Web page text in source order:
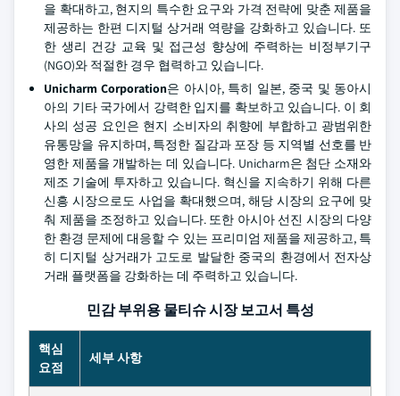
을 확대하고, 현지의 특수한 요구와 가격 전략에 맞춘 제품을
제공하는 한편 디지털 상거래 역량을 강화하고 있습니다. 또
한 생리 건강 교육 및 접근성 향상에 주력하는 비정부기구
(NGO)와 적절한 경우 협력하고 있습니다.
Unicharm Corporation은 아시아, 특히 일본, 중국 및 동아시
아의 기타 국가에서 강력한 입지를 확보하고 있습니다. 이 회
사의 성공 요인은 현지 소비자의 취향에 부합하고 광범위한
유통망을 유지하며, 특정한 질감과 포장 등 지역별 선호를 반
영한 제품을 개발하는 데 있습니다. Unicharm은 첨단 소재와
제조 기술에 투자하고 있습니다. 혁신을 지속하기 위해 다른
신흥 시장으로도 사업을 확대했으며, 해당 시장의 요구에 맞
춰 제품을 조정하고 있습니다. 또한 아시아 선진 시장의 다양
한 환경 문제에 대응할 수 있는 프리미엄 제품을 제공하고, 특
히 디지털 상거래가 고도로 발달한 중국의 환경에서 전자상
거래 플랫폼을 강화하는 데 주력하고 있습니다.
민감 부위용 물티슈 시장 보고서 특성
핵심
요점
세부 사항